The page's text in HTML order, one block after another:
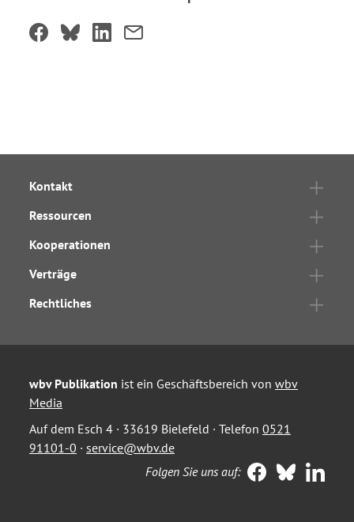
Kontakt
Ressourcen
Kooperationen
Verträge
Rechtliches
wbv Publikation ist ein Geschäftsbereich von wbv
Media
Auf dem Esch 4 · 33619 Bielefeld · Telefon 0521
91101-0 · service@wbv.de
Folgen Sie uns auf: